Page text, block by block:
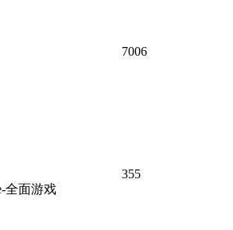
7006
355